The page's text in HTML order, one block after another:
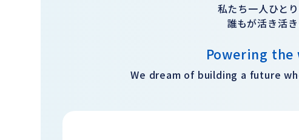
私たち一人ひと
誰もが活き活
Powering
We dream of building a future